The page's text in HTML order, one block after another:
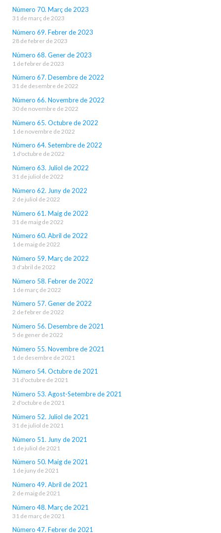
Número 70. Març de 2023
31 de març de 2023
Número 69. Febrer de 2023
28 de febrer de 2023
Número 68. Gener de 2023
1 de febrer de 2023
Número 67. Desembre de 2022
31 de desembre de 2022
Número 66. Novembre de 2022
30 de novembre de 2022
Número 65. Octubre de 2022
1 de novembre de 2022
Número 64. Setembre de 2022
1 d'octubre de 2022
Número 63. Juliol de 2022
31 de juliol de 2022
Número 62. Juny de 2022
2 de juliol de 2022
Número 61. Maig de 2022
31 de maig de 2022
Número 60. Abril de 2022
1 de maig de 2022
Número 59. Març de 2022
3 d'abril de 2022
Número 58. Febrer de 2022
1 de març de 2022
Número 57. Gener de 2022
2 de febrer de 2022
Número 56. Desembre de 2021
5 de gener de 2022
Número 55. Novembre de 2021
1 de desembre de 2021
Número 54. Octubre de 2021
31 d'octubre de 2021
Número 53. Agost-Setembre de 2021
2 d'octubre de 2021
Número 52. Juliol de 2021
31 de juliol de 2021
Número 51. Juny de 2021
1 de juliol de 2021
Número 50. Maig de 2021
1 de juny de 2021
Número 49. Abril de 2021
2 de maig de 2021
Número 48. Març de 2021
31 de març de 2021
Número 47. Febrer de 2021